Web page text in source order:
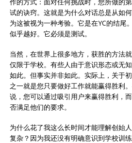
试的诀窍。这就是为什么对话总是从如
为这被视为一种考验。它是在YC的结尾
似乎越好。它必须是测试。
当然，在世界上很多地方，获胜的方法
仅限于学校。有些人由于意识形态或无
如此。但事实并非如此。实际上，关于
之一就是您只要做好工作就能赢得胜利
说，您可以通过吸引用户来赢得胜利，
否满足他们的要求。
为什么花了我这么长时间才能理解创始
复杂？因为我还没有明确意识到学校训